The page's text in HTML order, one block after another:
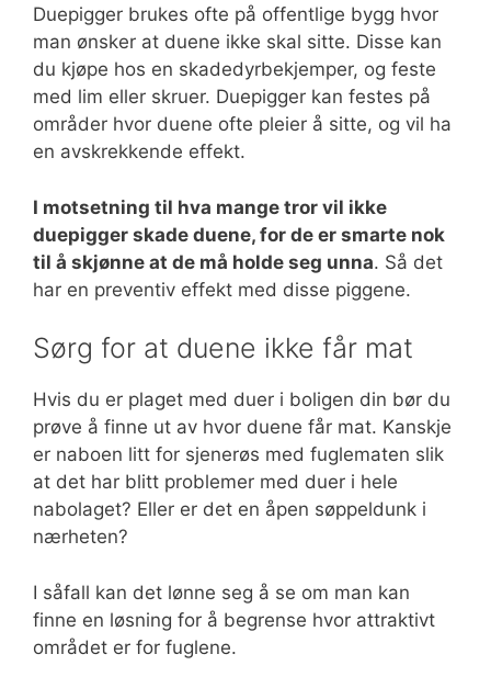
Duepigger brukes ofte på offentlige bygg hvor
man ønsker at duene ikke skal sitte. Disse kan
du kjøpe hos en skadedyrbekjemper, og feste
med lim eller skruer. Duepigger kan festes på
områder hvor duene ofte pleier å sitte, og vil ha
en avskrekkende effekt.
I motsetning til hva mange tror vil ikke
duepigger skade duene, for de er smarte nok
til å skjønne at de må holde seg unna. Så det
har en preventiv effekt med disse piggene.
Sørg for at duene ikke får mat
Hvis du er plaget med duer i boligen din bør du
prøve å finne ut av hvor duene får mat. Kanskje
er naboen litt for sjenerøs med fuglematen slik
at det har blitt problemer med duer i hele
nabolaget? Eller er det en åpen søppeldunk i
nærheten?
I såfall kan det lønne seg å se om man kan
finne en løsning for å begrense hvor attraktivt
området er for fuglene.